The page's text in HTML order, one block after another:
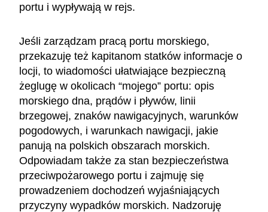
portu i wypływają w rejs.
Jeśli zarządzam pracą portu morskiego,
przekazuję też kapitanom statków informacje o
locji, to wiadomości ułatwiające bezpieczną
żeglugę w okolicach “mojego” portu: opis
morskiego dna, prądów i pływów, linii
brzegowej, znaków nawigacyjnych, warunków
pogodowych, i warunkach nawigacji, jakie
panują na polskich obszarach morskich.
Odpowiadam także za stan bezpieczeństwa
przeciwpożarowego portu i zajmuję się
prowadzeniem dochodzeń wyjaśniających
przyczyny wypadków morskich. Nadzoruję